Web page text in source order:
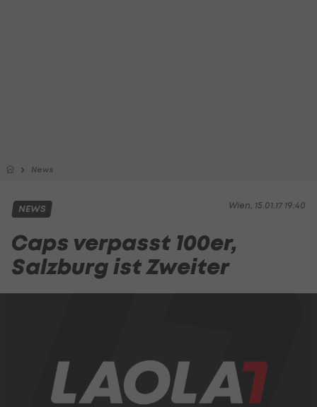
News
Wien, 15.01.17 19:40
NEWS
Caps verpasst 100er,
Salzburg ist Zweiter